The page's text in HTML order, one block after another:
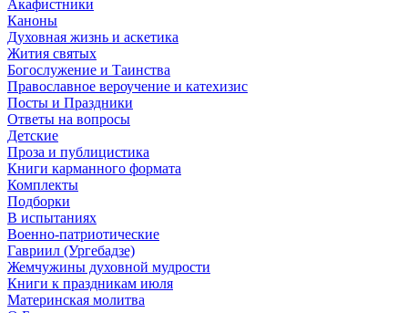
Акафистники
Каноны
Духовная жизнь и аскетика
Жития святых
Богослужение и Таинства
Православное вероучение и катехизис
Посты и Праздники
Ответы на вопросы
Детские
Проза и публицистика
Книги карманного формата
Комплекты
Подборки
В испытаниях
Военно-патриотические
Гавриил (Ургебадзе)
Жемчужины духовной мудрости
Книги к праздникам июля
Материнская молитва